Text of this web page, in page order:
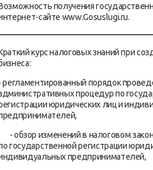
получения
сайте www.Gosuslugi.ru.
курс налоговых знаний при
регламентированный порядок
процедур по
юридических лиц и
- обзор изменений в налоговом
государственной регистрации
предпринимателей,